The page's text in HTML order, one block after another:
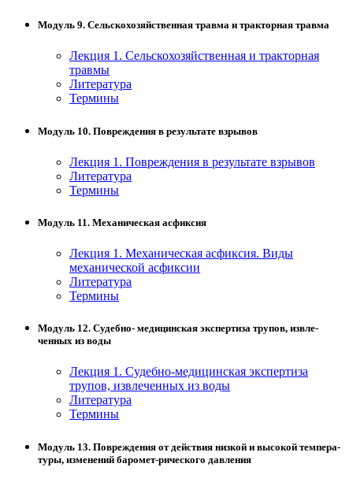
Модуль 9. Сельскохозяйственная травма и тракторная травма
Лекция 1. Сельскохозяйственная и тракторная
травмы
Литература
Термины
Модуль 10. Повреждения в результате взрывов
Лекция 1. Повреждения в результате взрывов
Литература
Термины
Модуль 11. Механическая асфиксия
Лекция 1. Механическая асфиксия. Виды
механической асфиксии
Литература
Термины
Модуль 12. Судебно- медицинская экспертиза трупов, извле-
ченных из воды
Лекция 1. Судебно-медицинская экспертиза
трупов, извлеченных из воды
Литература
Термины
Модуль 13. Повреждения от действия низкой и высокой темпера-
туры, изменений баромет-рического давления